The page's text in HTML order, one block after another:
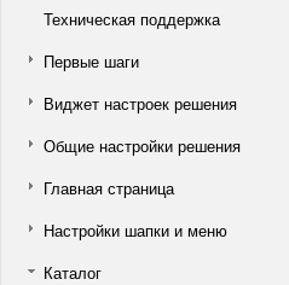
Техническая поддержка
Первые шаги
Виджет настроек решения
Общие настройки решения
Главная страница
Настройки шапки и меню
Каталог